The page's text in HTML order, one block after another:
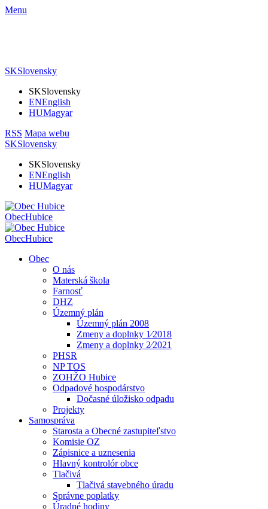
Menu
SKSlovensky
SKSlovensky
ENEnglish
HUMagyar
RSS Mapa webu
SKSlovensky
SKSlovensky
ENEnglish
HUMagyar
ObecHubice
ObecHubice
Obec
O nás
Materská škola
Farnosť
DHZ
Územný plán
Územný plán 2008
Zmeny a doplnky 1⁄2018
Zmeny a doplnky 2⁄2021
PHSR
NP TOS
ZOHŽO Hubice
Odpadové hospodárstvo
Dočasné úložisko odpadu
Projekty
Samospráva
Starosta a Obecné zastupiteľstvo
Komisie OZ
Zápisnice a uznesenia
Hlavný kontrolór obce
Tlačivá
Tlačivá stavebného úradu
Správne poplatky
Úradné hodiny